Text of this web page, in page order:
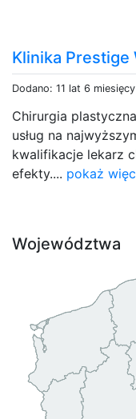
Klinika Prestige
Dodano: 11 lat 6
Chirurgia
usług na
kwalifikacje lekarz
efekty.... pokaż
Województwa